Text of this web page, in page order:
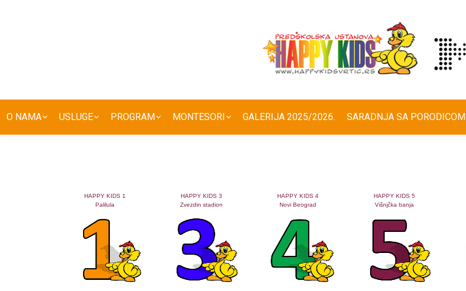
O NAMA USLUGE PROGRAM MONTESORI GALERIJA 2025/2026. SARADNJA SA PORODICOM
HAPPY KIDS 1
Palilula
HAPPY KIDS 3
Zvezdin stadion
HAPPY KIDS 4
Novi Beograd
HAPPY KIDS 5
Višnjčka banja